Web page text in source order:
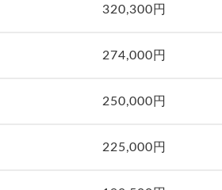
320,300円
274,000円
250,000円
225,000円